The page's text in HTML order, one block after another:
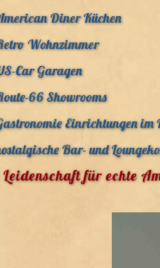
Diner Küchen
Wohnzimmer
Car Garagen
66 Showrooms
Einrichtungen
Bar- und
für echte